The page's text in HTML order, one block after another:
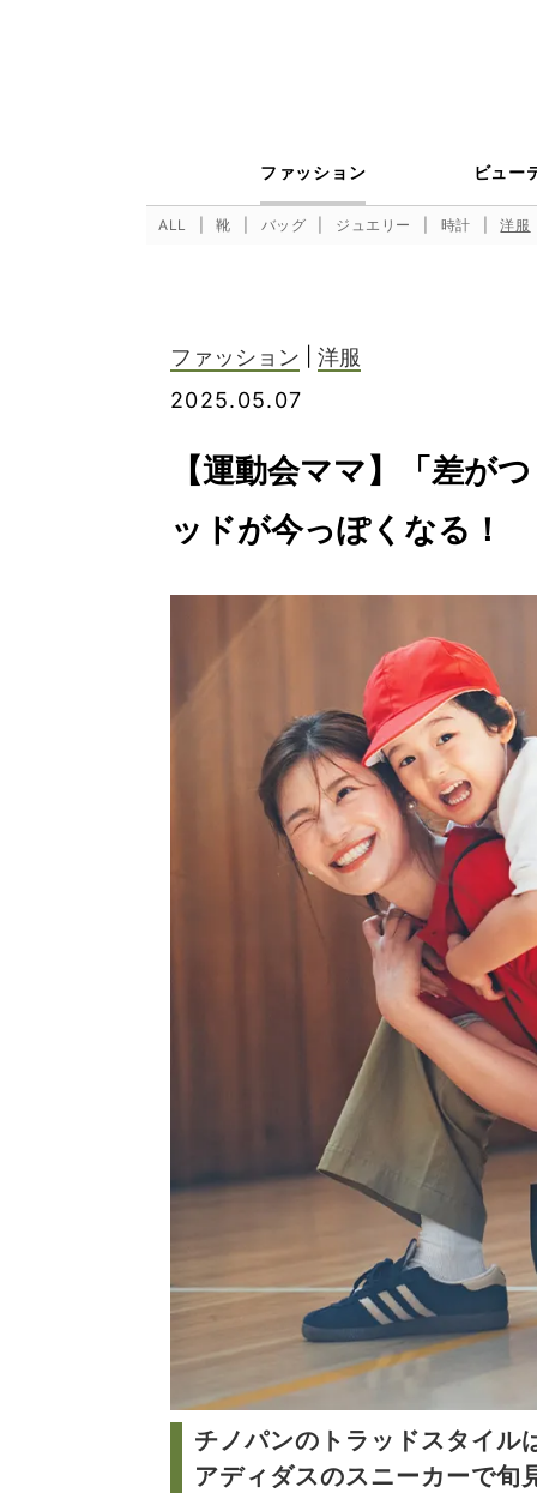
ファッション ビュー
ALL 靴 バッグ ジュエリー 時計 洋服
ファッション
洋服
2025.05.07
【運動会ママ】「差が
ッドが今っぽくなる！
チノパンのトラッドスタイル
アディダスのスニーカーで旬